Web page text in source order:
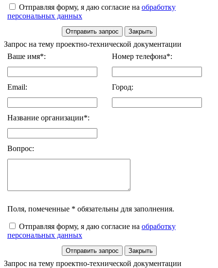
Отправляя форму, я даю согласие на обработку
персональных данных
Запрос на тему проектно-технической документации
Ваше имя*:
Номер телефона*:
Email: Город:
Название организации*:
Вопрос:
Поля, помеченные * обязательны для заполнения.
Отправляя форму, я даю согласие на обработку
персональных данных
Запрос на тему проектно-технической документации